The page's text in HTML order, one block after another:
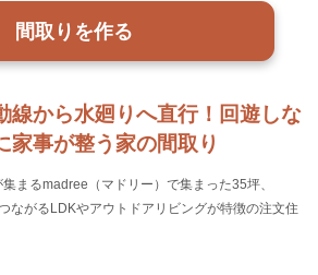
線から水廻りへ直行！回遊しな
家事が整う家の間取り
まるmadree（マドリー）で集まった35坪、
ながるLDKやアウトドアリビングが特徴の注文住
間取りを作る